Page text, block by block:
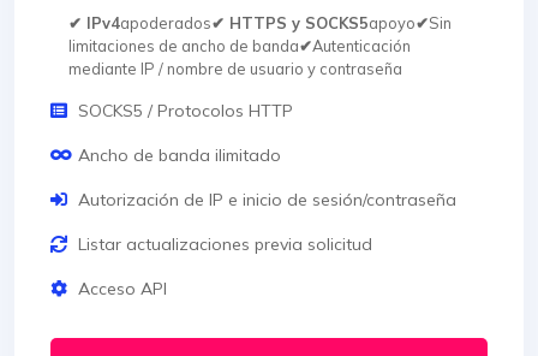
✔ IPv4apoderados✔ HTTPS y SOCKS5apoyo✔Sin
limitaciones de ancho de banda✔Autenticación
mediante IP / nombre de usuario y contraseña
SOCKS5 / Protocolos HTTP
Ancho de banda ilimitado
Autorización de IP e inicio de sesión/contraseña
Listar actualizaciones previa solicitud
Acceso API